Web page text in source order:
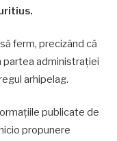
ferm, precizând că
partea administrației
arhipelag.
publicate de
propunere